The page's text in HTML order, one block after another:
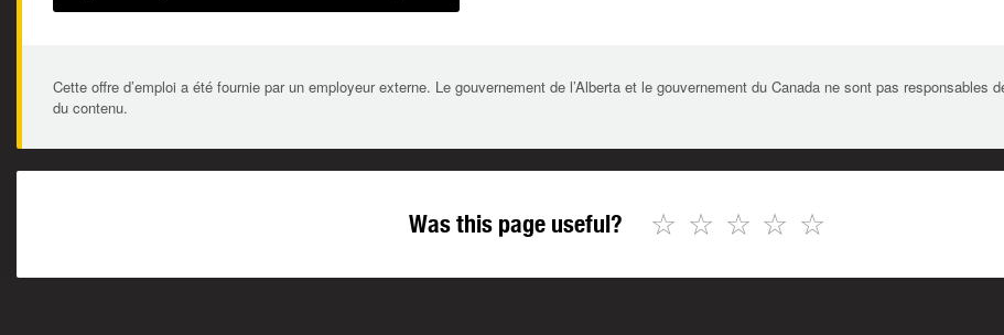
Cette offre d’emploi a été fournie par un employeur externe. Le gouvernement de l’Alberta et le gouvernement du Canada ne sont pas responsables
du contenu.
Was this page useful? ☆
☆
☆
☆
☆